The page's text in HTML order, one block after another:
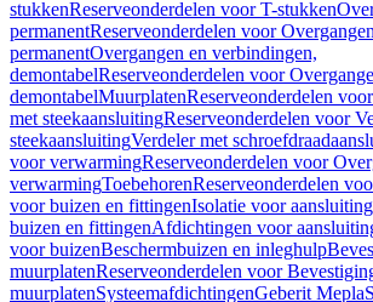
stukkenReserveonderdelen voor T-stukken
permanentReserveonderdelen voor Overgangen
permanentOvergangen en verbindingen,
demontabelReserveonderdelen voor
demontabelMuurplatenReserveonderdelen
met steekaansluitingReserveonderdelen voor
steekaansluitingVerdeler met
voor verwarmingReserveonderdelen voor
verwarmingToebehorenReserveonderdelen
voor buizen en fittingenIsolatie voor
buizen en fittingenAfdichtingen voor
voor buizenBeschermbuizen en inleghulp
muurplatenReserveonderdelen voor
muurplatenSysteemafdichtingenGeberit Mepla